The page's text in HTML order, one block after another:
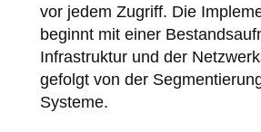
vor jedem Zugriff. Die
beginnt mit einer
Infrastruktur und der
gefolgt von der
Systeme.